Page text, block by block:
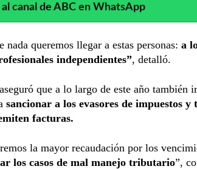
canal de ABC en WhatsApp
nada queremos llegar a estas personas: a
independientes”, detalló.
que a lo largo de este año también
sancionar a los evasores de impuestos y
facturas.
la mayor recaudación por los
los casos de mal manejo tributario”,